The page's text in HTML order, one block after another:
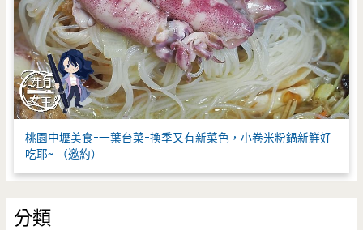
桃園中壢美食-一葉台菜-換季又有新菜色，小卷米粉鍋新鮮好
吃耶~ （邀約）
分類